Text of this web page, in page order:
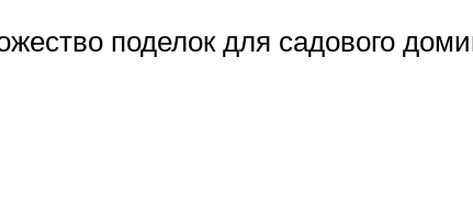
поделок для садового